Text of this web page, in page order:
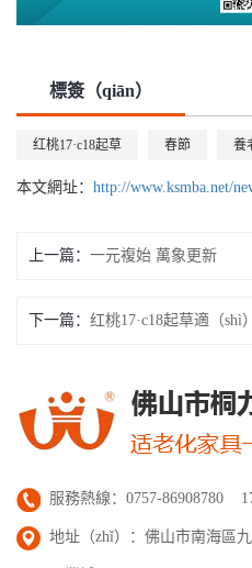
標簽（qiān）
红桃17·c18起草 春節 養
本文網址： http://www.ksmba.net/
上一篇： 一元複始 萬象更新
下一篇：
服務熱線：0757-86908780
地址（zhǐ）：佛山市南海區